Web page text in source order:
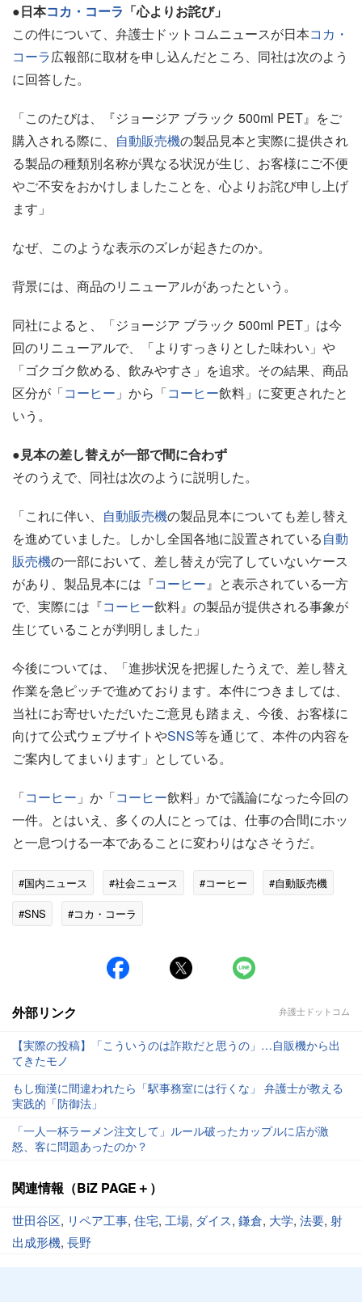
●日本コカ・コーラ 「心よりお詫び」
この件について、弁護士ドットコムニュースが日本コカ・
コーラ広報部に取材を申し込んだところ、同社は次のよう
に回答した。
「このたびは、『ジョージア ブラック 500ml PET』をご
購入される際に、 自動販売機の製品見本と実際に提供され
る製品の種類別名称が異なる状況が生じ、お客様にご不便
やご不安をおかけしましたことを、心よりお詫び申し上げ
ます」
なぜ、このような表示のズレが起きたのか。
背景には、商品のリニューアルがあったという。
同社によると、「ジョージア ブラック 500ml PET」は今
回のリニューアルで、「よりすっきりとした味わい」や
「ゴクゴク飲める、飲みやすさ」を追求。その結果、商品
区分が「コーヒー 」から「コーヒー飲料」に変更されたと
いう。
●見本の差し替えが一部で間に合わず
そのうえで、同社は次のように説明した。
「これに伴い、 自動販売機の製品見本についても差し替え
を進めていました。しかし全国各地に設置されている自動
販売機の一部において、差し替えが完了していないケース
があり、製品見本には『コーヒー』と表示されている一方
で、実際には『コーヒー飲料』の製品が提供される事象が
生じていることが判明しました」
今後については、「進捗状況を把握したうえで、差し替え
作業を急ピッチで進めております。本件につきましては、
当社にお寄せいただいたご意見も踏まえ、今後、お客様に
向けて公式ウェブサイトやSNS等を通じて、本件の内容を
ご案内してまいります」としている。
「コーヒー 」か「コーヒー飲料」かで議論になった今回の
一件。とはいえ、多くの人にとっては、仕事の合間にホッ
と一息つける一本であることに変わりはなさそうだ。
#国内ニュース #社会ニュース #コーヒー
#自動販売機
#SNS
#コカ・コーラ
外部リンク 弁護士ドットコム
【実際の投稿】「こういうのは詐欺だと思うの」…自販機から出
てきたモノ
もし痴漢に間違われたら「駅事務室には行くな」 弁護士が教える
実践的「防御法」
「一人一杯ラーメン注文して」ルール破ったカップルに店が激
怒、客に問題あったのか？
関連情報（BiZ PAGE＋）
世田谷区, リペア工事, 住宅, 工場, ダイス, 鎌倉, 大学, 法要, 射
出成形機, 長野